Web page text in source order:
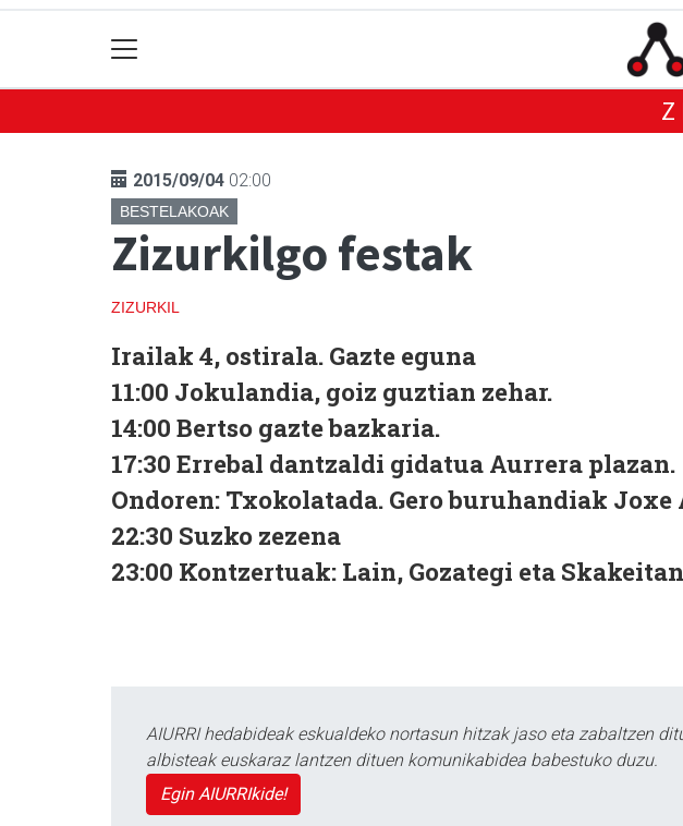
2015/09/04 02:00
BESTELAKOAK
Zizurkilgo festak
ZIZURKIL
Irailak 4, ostirala. Gazte eguna
11:00 Jokulandia, goiz guztian zehar.
14:00 Bertso gazte bazkaria.
17:30 Errebal dantzaldi gidatua Aurrera plazan.
Ondoren: Txokolatada. Gero buruhandiak Joxe
22:30 Suzko zezena
23:00 Kontzertuak: Lain, Gozategi eta
AIURRI hedabideak eskualdeko nortasun hitzak jaso eta zabaltzen
albisteak euskaraz lantzen dituen komunikabidea babestuko duzu.
Egin AIURRIkide!